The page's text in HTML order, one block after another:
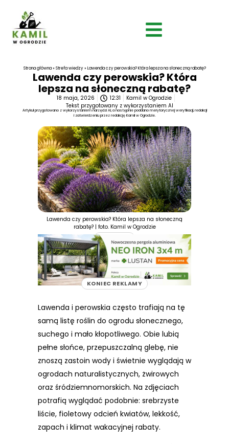
Strona główna»Strefa wiedzy»Lawenda czy perowskia? Która lepsza na słoneczną rabatę?
Lawenda czy perowskia? Która
lepsza na słoneczną rabatę?
18 maja, 2026 12:31
Kamil w Ogrodzie
Tekst przygotowany z wykorzystaniem AI
Artykuł przygotowano z wykorzystaniem narzędzi AI, a następnie poddano merytorycznej weryfikacji, redakcji
i zatwierdzeniu przez redakcję Kamil w Ogrodzie.
Lawenda czy perowskia? Która lepsza na słoneczną
rabatę? | foto. Kamil w Ogrodzie
REKLAMA
KONIEC REKLAMY
Lawenda i perowskia często trafiają na tę
samą listę roślin do ogrodu słonecznego,
suchego i mało kłopotliwego. Obie lubią
pełne słońce, przepuszczalną glebę, nie
znoszą zastoin wody i świetnie wyglądają w
ogrodach naturalistycznych, żwirowych
oraz śródziemnomorskich. Na zdjęciach
potrafią wyglądać podobnie: srebrzyste
liście, fioletowy odcień kwiatów, lekkość,
zapach i klimat wakacyjnej rabaty.